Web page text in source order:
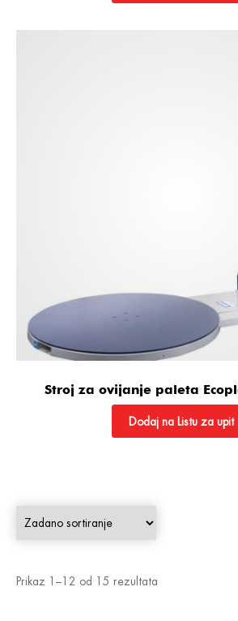
Stroj za ovijanje paleta
Dodaj na Listu za upit
Prikaz 1–12 od 15 rezultata